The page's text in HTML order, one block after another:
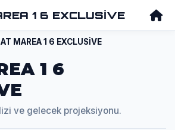
1 6 EXCLUSİVE
MAREA 1 6 EXCLUSİVE
1 6
ve gelecek projeksiyonu.